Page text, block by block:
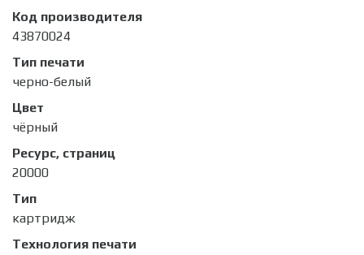
Код производителя
43870024
Тип печати
черно-белый
Цвет
чёрный
Ресурс, страниц
20000
Тип
картридж
Технология печати